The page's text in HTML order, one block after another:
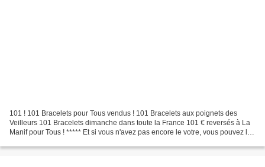
101 ! 101 Bracelets pour Tous vendus ! 101 Bracelets aux poignets des
Veilleurs 101 Bracelets dimanche dans toute la France 101 € reversés à La
Manif pour Tous ! ***** Et si vous n'avez pas encore le votre, vous pouvez le